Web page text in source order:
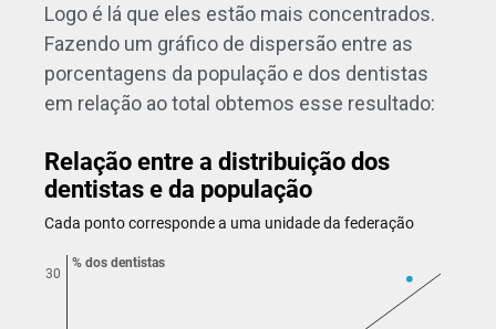
Logo é lá que eles estão mais concentrados.
Fazendo um gráfico de dispersão entre as
porcentagens da população e dos dentistas
em relação ao total obtemos esse resultado: